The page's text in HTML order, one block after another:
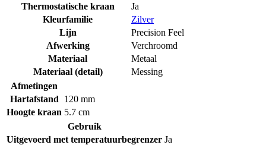
Thermostatische kraan
Ja
Kleurfamilie
Zilver
Lijn
Precision Feel
Afwerking
Verchroomd
Materiaal
Metaal
Materiaal (detail)
Messing
Afmetingen
Hartafstand
120 mm
Hoogte kraan 5.7 cm
Gebruik
Uitgevoerd met temperatuurbegrenzer Ja